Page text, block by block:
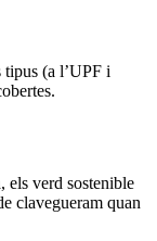
(a l’UPF i
els verd sostenible
clavegueram quan